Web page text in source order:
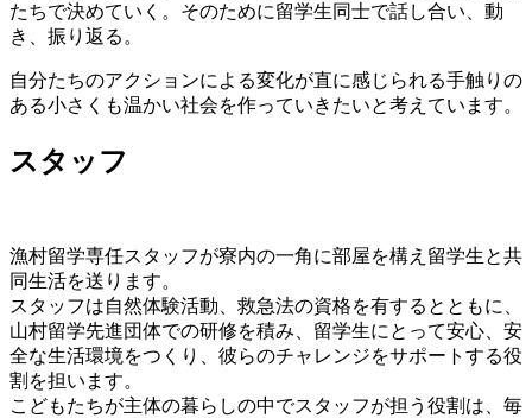
たちで決めていく。そのために留学生同士で話し合い、動
き、振り返る。
自分たちのアクションによる変化が直に感じられる手触りの
ある小さくも温かい社会を作っていきたいと考えています。
スタッフ
漁村留学専任スタッフが寮内の一角に部屋を構え留学生と共
同生活を送ります。
スタッフは自然体験活動、救急法の資格を有するとともに、
山村留学先進団体での研修を積み、留学生にとって安心、安
全な生活環境をつくり、彼らのチャレンジをサポートする役
割を担います。
こどもたちが主体の暮らしの中でスタッフが担う役割は、毎